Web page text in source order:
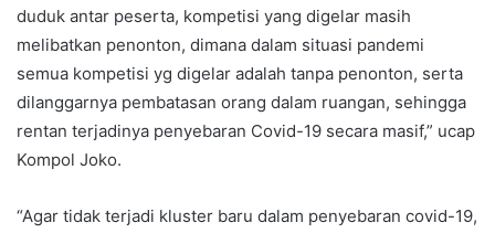
duduk antar peserta, kompetisi yang digelar masih
melibatkan penonton, dimana dalam situasi pandemi
semua kompetisi yg digelar adalah tanpa penonton, serta
dilanggarnya pembatasan orang dalam ruangan, sehingga
rentan terjadinya penyebaran Covid-19 secara masif,” ucap
Kompol Joko.
“Agar tidak terjadi kluster baru dalam penyebaran covid-19,